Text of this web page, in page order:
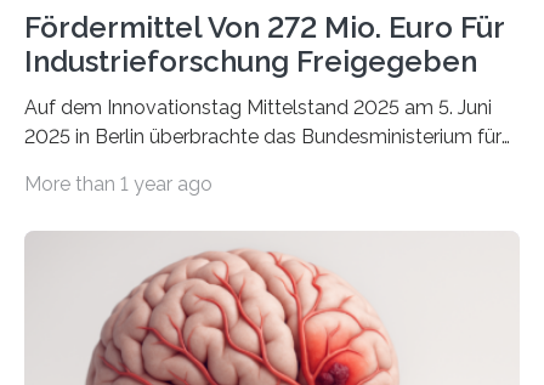
Fördermittel Von 272 Mio. Euro Für
Industrieforschung Freigegeben
Auf dem Innovationstag Mittelstand 2025 am 5. Juni
2025 in Berlin überbrachte das Bundesministerium für
Überplanmäßige Verpflichtungsermächtigungen in
Woche vom Haushaltsausschuss freigegeben – unter
anderem zur Unterstützung der
Industrieforschungsprogramme Industrielle
Gemeinschaftsforschung (IGF), Zentrales
Innovationsprogramm Mittelstand (ZIM) und
More than 1 year ago